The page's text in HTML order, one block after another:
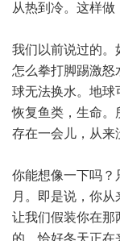
从热到冷。这样做
我们以前说过的。
怎么拳打脚踢激怒
球无法换水。地球
恢复鱼类，生命。
存在一会儿，从来
你能想像一下吗？
月。即是说，你
让我们假装你在那
的。恰好冬天正在